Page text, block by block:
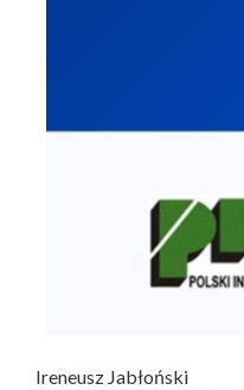
Ireneusz Jabłoński